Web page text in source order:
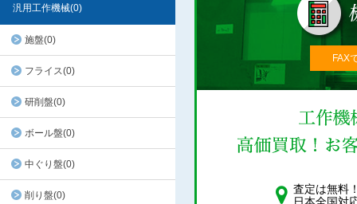
汎用工作機械(0)
施盤(0)
フライス(0)
研削盤(0)
ボール盤(0)
中ぐり盤(0)
削り盤(0)
FAX
査定は無料
日本全国対